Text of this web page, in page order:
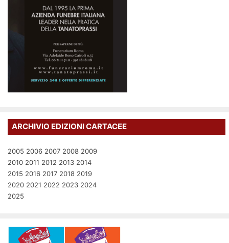
ARCHIVIO EDIZIONI CARTACEE
2005 2006 2007 2008 2009
2010 2011 2012 2013 2014
2015 2016 2017 2018 2019
2020 2021 2022 2023 2024
2025